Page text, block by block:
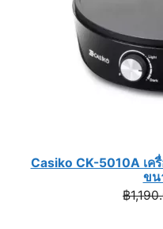
Casiko CK-5010A เครื่
ขน
฿